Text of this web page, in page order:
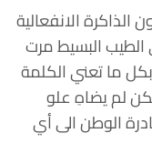
الذاكرة الانفعالية
الطيب البسيط مرت
ما تعني الكلمة
لم يضاهِ علو
الوطن الى أي